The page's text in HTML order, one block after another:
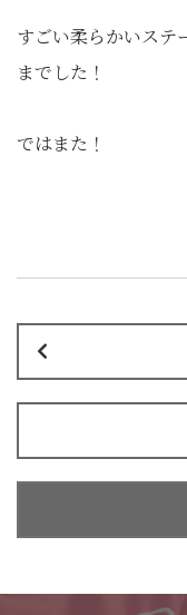
すごい柔らかいステ
までした！
ではまた！